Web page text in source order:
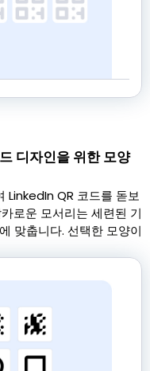
디자인을 위한 모양
LinkedIn QR 코드를 돋보
로운 모서리는 세련된 기
맞춥니다. 선택한 모양이